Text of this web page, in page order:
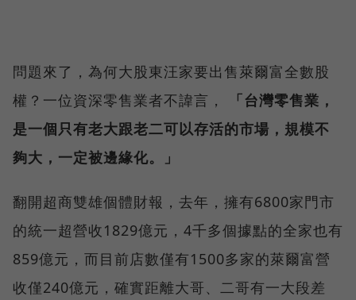
問題來了，為何大股東汪家要出售萊爾富全數股
權？一位資深零售業者不諱言，
「台灣零售業，
是一個只有老大跟老二可以存活的市場，規模不
夠大，一定被邊緣化。」
翻開超商雙雄個體財報，去年，擁有6800家門市
的統一超營收1829億元，4千多個據點的全家也有
859億元，而目前店數僅有1500多家的萊爾富營
收僅240億元，確實距離大哥、二哥有一大段差